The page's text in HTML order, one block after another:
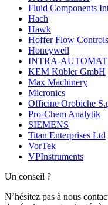
Fluid Components
Hach
Hawk
Hoffer Flow Controls
Honeywell
INTRA-
KEM Kübler GmbH
Max Machinery
Micronics
Officine Orobiche
Pro-Chem Analytik
SIEMENS
Titan Enterprises Ltd
VorTek
VPInstruments
Un conseil ?
N’hésitez pas à nous